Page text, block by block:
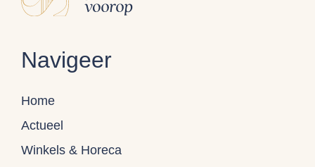
Navigeer
Home
Actueel
Winkels & Horeca